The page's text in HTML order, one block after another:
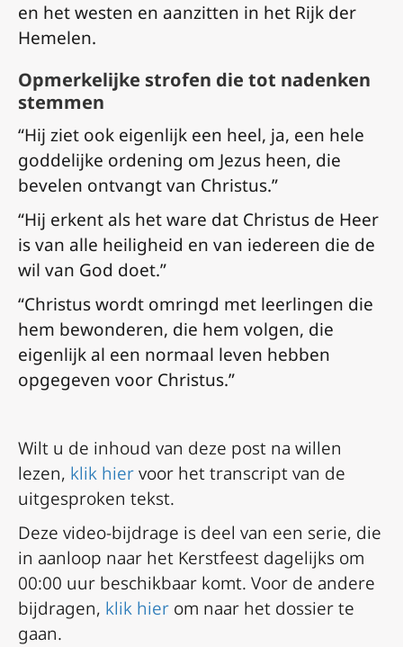
en het westen en aanzitten in het Rijk der
Hemelen.
Opmerkelijke strofen die tot nadenken
stemmen
“Hij ziet ook eigenlijk een heel, ja, een hele
goddelijke ordening om Jezus heen, die
bevelen ontvangt van Christus.”
“Hij erkent als het ware dat Christus de Heer
is van alle heiligheid en van iedereen die de
wil van God doet.”
“Christus wordt omringd met leerlingen die
hem bewonderen, die hem volgen, die
eigenlijk al een normaal leven hebben
opgegeven voor Christus.”
Wilt u de inhoud van deze post na willen
lezen, klik hiervoor het transcript van de
uitgesproken tekst.
Deze video-bijdrage is deel van een serie, die
in aanloop naar het Kerstfeest dagelijks om
00:00 uur beschikbaar komt. Voor de andere
bijdragen, klik hier om naar het dossier te
gaan.